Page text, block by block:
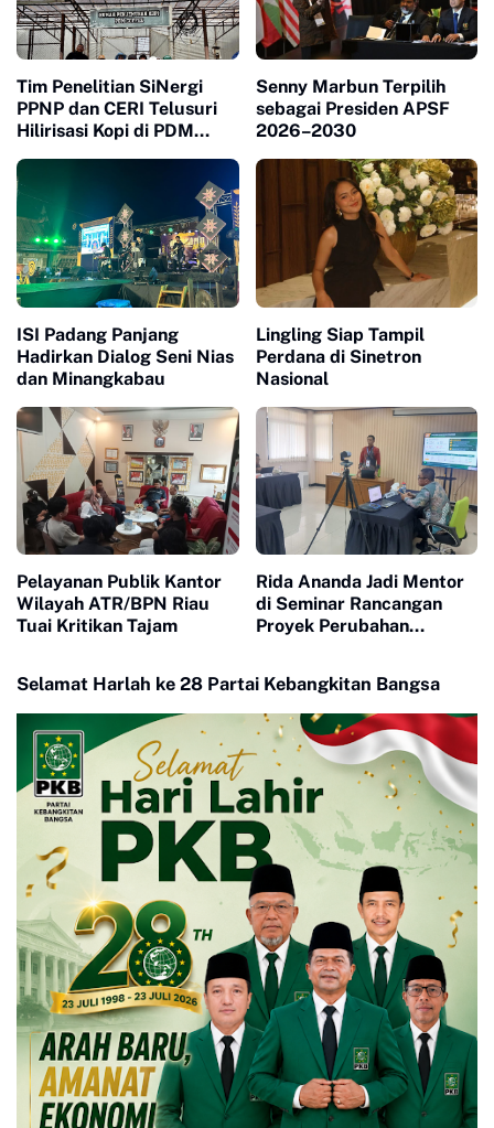
Tim Penelitian SiNergi
PPNP dan CERI Telusuri
Hilirisasi Kopi di PDM
Senny Marbun Terpilih
sebagai Presiden APSF
2026–2030
ISI Padang Panjang
Hadirkan Dialog Seni Nias
dan Minangkabau
Lingling Siap Tampil
Perdana di Sinetron
Nasional
Pelayanan Publik Kantor
Wilayah ATR/BPN Riau
Tuai Kritikan Tajam
Rida Ananda Jadi Mentor
di Seminar Rancangan
Proyek Perubahan
Selamat Harlah ke 28 Partai Kebangkitan Bangsa